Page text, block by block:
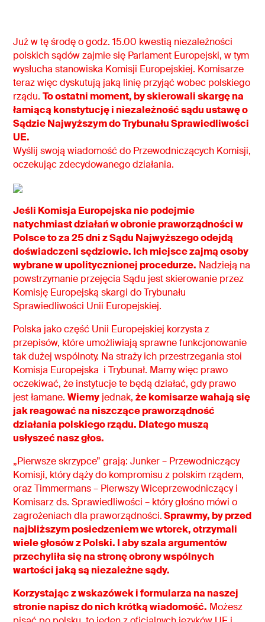
Już w tę środę o godz. 15.00 kwestią niezależności
polskich sądów zajmie się Parlament Europejski, w tym
wysłucha stanowiska Komisji Europejskiej. Komisarze
teraz więc dyskutują jaką linię przyjąć wobec polskiego
rządu.To ostatni moment, by skierowali skargę na
łamiącą konstytucję i niezależność sądu ustawę o
Sądzie Najwyższym do Trybunału Sprawiedliwości
UE.
Wyślij swoją wiadomość do Przewodniczących Komisji,
oczekując zdecydowanego działania.
Jeśli Komisja Europejska nie podejmie
natychmiast działań w obronie praworządności w
Polsce to za 25 dni z Sądu Najwyższego odejdą
doświadczeni sędziowie. Ich miejsce zajmą osoby
wybrane w upolitycznionej procedurze. Nadzieją na
powstrzymanie przejęcia Sądu jest skierowanie przez
Komisję Europejską skargi do Trybunału
Sprawiedliwości Unii Europejskiej.
Polska jako część Unii Europejskiej korzysta z
przepisów, które umożliwiają sprawne funkcjonowanie
tak dużej wspólnoty. Na straży ich przestrzegania stoi
Komisja Europejska i Trybunał. Mamy więc prawo
oczekiwać, że instytucje te będą działać, gdy prawo
jest łamane.Wiemy jednak,że komisarze wahają się
jak reagować na niszczące praworządność
działania polskiego rządu. Dlatego muszą
usłyszeć nasz głos.
„Pierwsze skrzypce” grają: Junker – Przewodniczący
Komisji, który dąży do kompromisu z polskim rządem,
oraz Timmermans – Pierwszy Wiceprzewodniczący i
Komisarz ds. Sprawiedliwości – który głośno mówi o
zagrożeniach dla praworządności.Sprawmy, by przed
najbliższym posiedzeniem we wtorek, otrzymali
wiele głosów z Polski. I aby szala argumentów
przechyliła się na stronę obrony wspólnych
wartości jaką są niezależne sądy.
Korzystając z wskazówek i formularza na naszej
stronie napisz do nich krótką wiadomość. Możesz